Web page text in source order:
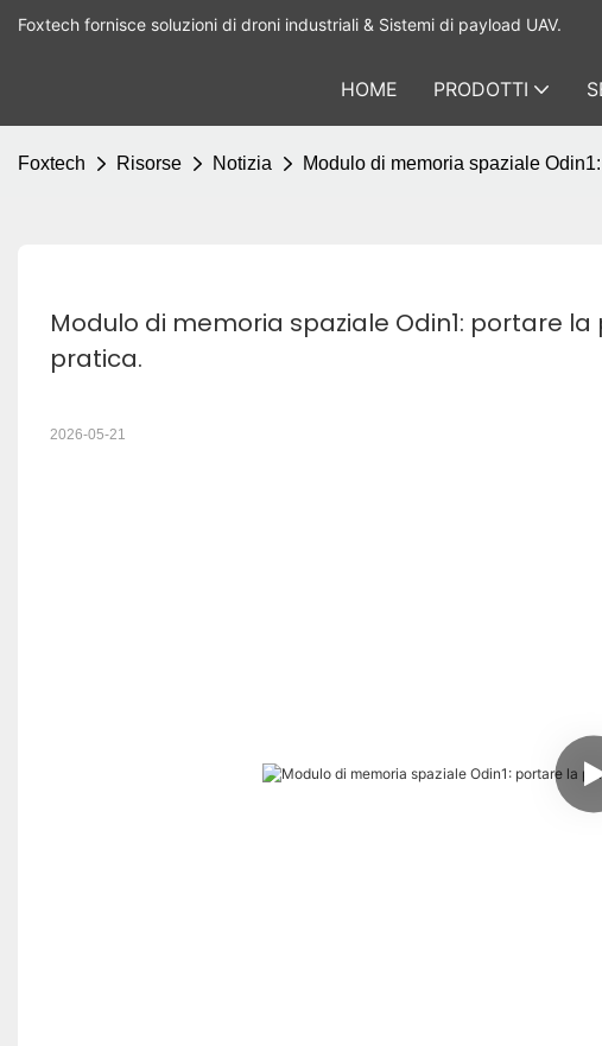
Foxtech fornisce soluzioni di droni industriali & Sistemi di payload UAV.
HOME PRODOTTI
Foxtech Risorse Notizia Modulo di memoria spaziale
Modulo di memoria spaziale Odin1: portare
pratica.
2026-05-21